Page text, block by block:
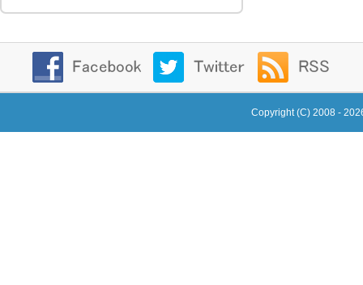
Copyright (C) 2008 -